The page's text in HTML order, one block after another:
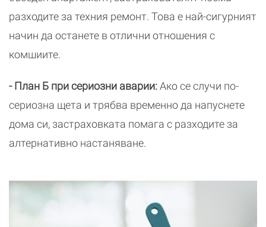
разходите за техния ремонт. Това е най-сигурният
начин да останете в отлични отношения с
комшиите.
- План Б при сериозни аварии:Ако се случи по-
сериозна щета и трябва временно да напуснете
дома си, застраховката помага с разходите за
алтернативно настаняване.